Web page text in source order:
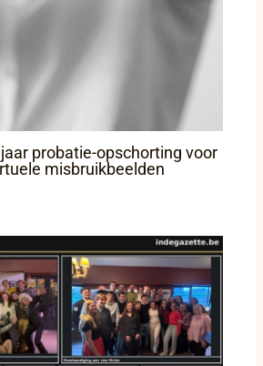
probatie-opschorting voor
misbruikbeelden